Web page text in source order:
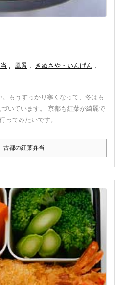
, 風景 , きぬさや・いんげん ,
もうすっかり寒くなって、冬はも
いています。 京都も紅葉が綺麗で
ってみたいです。
古都の紅葉弁当